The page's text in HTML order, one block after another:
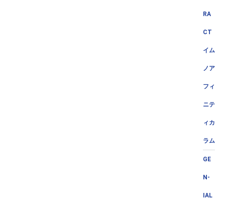
RA
CT
イム
ノア
フィ
ニテ
ィカ
ラム
GE
N-
IAL